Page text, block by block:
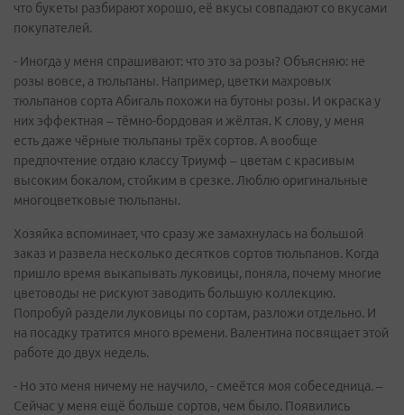
что букеты разбирают хорошо, её вкусы совпадают со вкусами
покупателей.
- Иногда у меня спрашивают: что это за розы? Объясняю: не
розы вовсе, а тюльпаны. Например, цветки махровых
тюльпанов сорта Абигаль похожи на бутоны розы. И окраска у
них эффектная – тёмно-бордовая и жёлтая. К слову, у меня
есть даже чёрные тюльпаны трёх сортов. А вообще
предпочтение отдаю классу Триумф – цветам с красивым
высоким бокалом, стойким в срезке. Люблю оригинальные
многоцветковые тюльпаны.
Хозяйка вспоминает, что сразу же замахнулась на большой
заказ и развела несколько десятков сортов тюльпанов. Когда
пришло время выкапывать луковицы, поняла, почему многие
цветоводы не рискуют заводить большую коллекцию.
Попробуй раздели луковицы по сортам, разложи отдельно. И
на посадку тратится много времени. Валентина посвящает этой
работе до двух недель.
- Но это меня ничему не научило, - смеётся моя собеседница. –
Сейчас у меня ещё больше сортов, чем было. Появились